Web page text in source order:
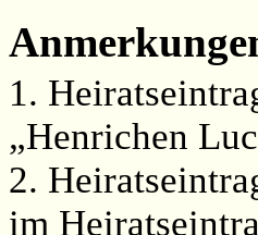
1.
„Henrichen
2.
im